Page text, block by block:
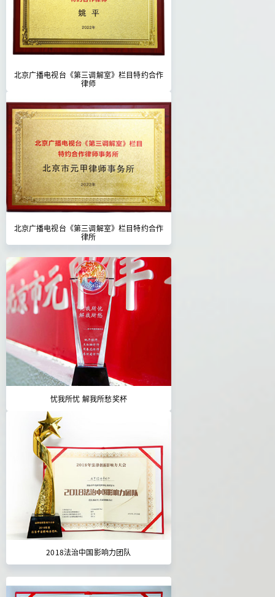
北京广播电视台《第三调解室》栏目特约合作
律师
北京广播电视台《第三调解室》栏目特约合作
律所
忧我所忧 解我所愁奖杯
2018法治中国影响力团队